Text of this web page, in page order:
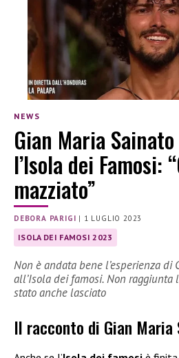
NEWS
Gian Maria
l’Isola dei Famosi:
mazziato”
DEBORA PARIGI | 1 LUGLIO 2023
ISOLA DEI FAMOSI 2023
Non è andata bene l’esperienza di
all’Isola dei famosi. Non raggiunta
stato anche lasciato
Il racconto di Gian